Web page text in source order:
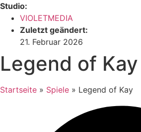
Studio:
VIOLETMEDIA
Zuletzt geändert:
21. Februar 2026
Legend of Kay
Startseite » Spiele » Legend of Kay